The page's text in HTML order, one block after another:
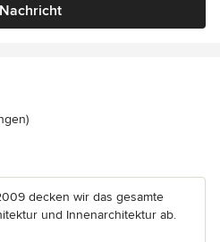
Nachricht
5 von 5 Sternen
decken wir das gesamte
und Innenarchitektur ab.